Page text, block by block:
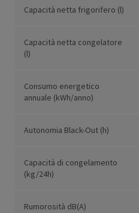
Capacità netta frigorifero (l)
Capacità netta congelatore
(l)
Consumo energetico
annuale (kWh/anno)
Autonomia Black-Out (h)
Capacità di congelamento
(kg/24h)
Rumorosità dB(A)